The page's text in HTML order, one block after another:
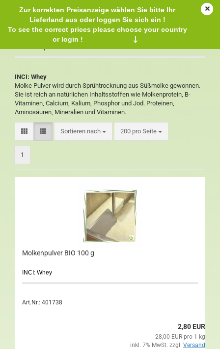
Zur korrekten Preisanzeige wählen Sie bitte Ihr
Lieferland aus oder loggen Sie sich ein !
To see the correct prices please choose your country
or login !
↓
INCI: Whey
Molke Pulver wird durch Sprühtrocknung aus Süßmolke gewonnen.
Sie ist reich an natürlichen Inhaltsstoffen wie Molkenprotein, B-
Vitaminen, Calcium, Kalium, Phosphor und Jod. Proteinen,
Aminosäuren, Mineralien und Vitaminen.
Sortieren nach 200 pro Seite
1
Molkenpulver BIO 100 g
INCI: Whey
Art.Nr.: 401738
2,80 EUR
28,00 EUR pro 1 kg
inkl. 7% MwSt. zzgl. Versand